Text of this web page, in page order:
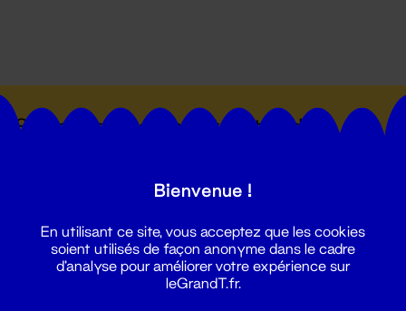
Suivez toutes les actualités du
Bienvenue !
En utilisant ce site, vous acceptez que les cookies
soient utilisés de façon anonyme dans le cadre
d'analyse pour améliorer votre expérience sur
leGrandT.fr.